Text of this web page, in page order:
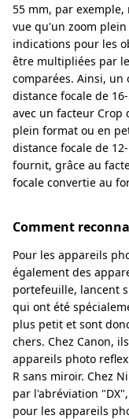
55 mm, par
vue qu'un zoom
indications pour les
être multipliées par
comparées. Ainsi, un
distance focale de
avec un facteur Crop
plein format ou en
distance focale de
fournit, grâce au
focale convertie au
Comment
Pour les appareils
également des
portefeuille, lancent
qui ont été
plus petit et sont
chers. Chez Canon,
appareils photo
R sans miroir. Chez
par l'abréviation
pour les appareils